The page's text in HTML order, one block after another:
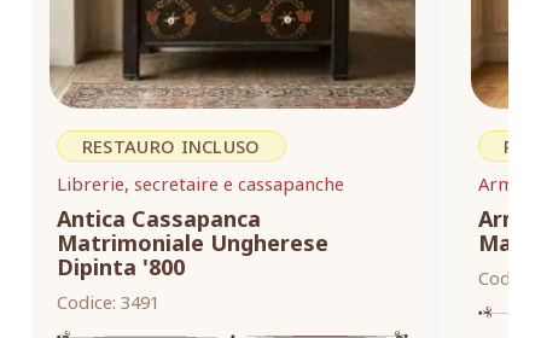
RESTAURO INCLUSO
Librerie, secretaire e cassapanche
Antica Cassapanca
Matrimoniale Ungherese
Dipinta '800
Codice: 3491
Codice: